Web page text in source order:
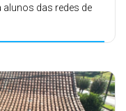
das redes de